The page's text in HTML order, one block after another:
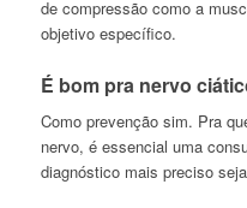
de compressão como a
objetivo específico.
É bom pra nervo
Como prevenção sim. Pra
nervo, é essencial uma
diagnóstico mais preciso